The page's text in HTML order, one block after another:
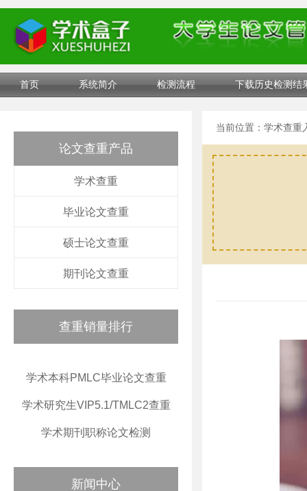
首页 系统简介 检测流程 下载历史检测结
论文查重产品
学术查重
毕业论文查重
硕士论文查重
期刊论文查重
查重销量排行
学术本科PMLC毕业论文查重
学术研究生VIP5.1/TMLC2查重
学术期刊职称论文检测
新闻中心
当前位置： 学术查重